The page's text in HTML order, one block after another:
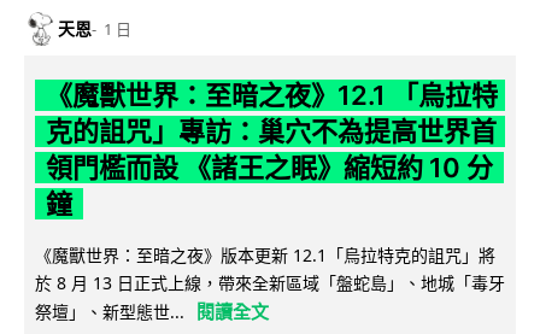
天恩 1 日
《魔獸世界：至暗之夜》12.1 「烏拉特
克的詛咒」專訪：巢穴不為提高世界首
領門檻而設 《諸王之眠》縮短約 10 分
鐘
《魔獸世界：至暗之夜》版本更新 12.1「烏拉特克的詛咒」將
於 8 月 13 日正式上線，帶來全新區域「盤蛇島」、地城「毒牙
祭壇」、新型態世...
閱讀全文